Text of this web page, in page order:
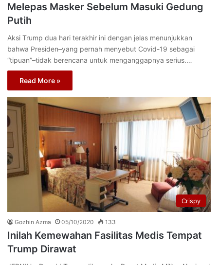
Melepas Masker Sebelum Masuki Gedung
Putih
Aksi Trump dua hari terakhir ini dengan jelas menunjukkan
bahwa Presiden–yang pernah menyebut Covid-19 sebagai
“tipuan”–tidak berencana untuk menganggapnya serius.…
Read More »
Crispy
Gozhin Azma 05/10/2020 133
Inilah Kemewahan Fasilitas Medis Tempat
Trump Dirawat